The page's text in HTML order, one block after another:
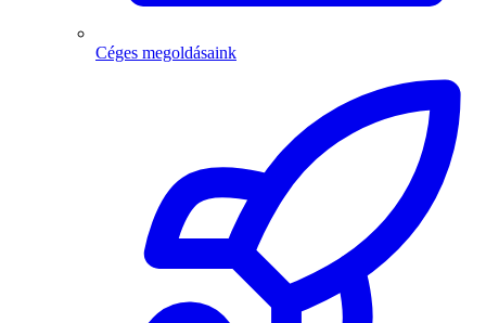
Céges megoldásaink